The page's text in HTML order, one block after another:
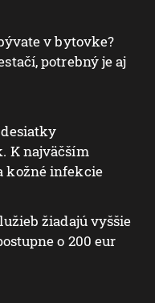
v bytovke?
potrebný je aj
K najväčším
kožné infekcie
žiadajú vyššie
o 200 eur